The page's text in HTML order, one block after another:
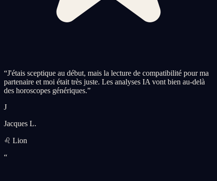
“J'étais sceptique au début, mais la lecture de compatibilité pour ma
partenaire et moi était très juste. Les analyses IA vont bien au-delà
des horoscopes génériques.”
J
Jacques L.
♌ Lion
“